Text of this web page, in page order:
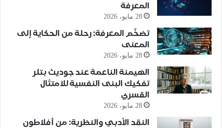
المعرفة
28 مايو، 2026
تضخّم المعرفة: رحلة من الحكاية إلى
المعنى
28 مايو، 2026
الهيمنة الناعمة عند جوديث بتلر
تفكيك البنى النفسية للامتثال
القسري
28 مايو، 2026
النقد الأدبي والنظرية: من أفلاطون